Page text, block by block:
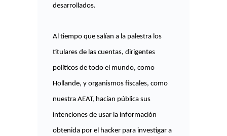
desarrollados.
Al tiempo que salían a la palestra los
titulares de las cuentas, dirigentes
políticos de todo el mundo, como
Hollande, y organismos fiscales, como
nuestra AEAT, hacían pública sus
intenciones de usar la información
obtenida por el hacker para investigar a